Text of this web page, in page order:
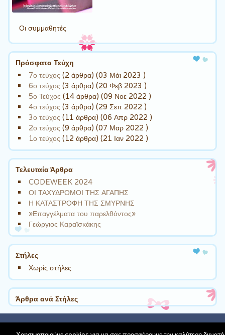
Οι συμμαθητές
Πρόσφατα Τεύχη
7ο τεύχος (2 άρθρα) (03 Μάι 2023 )
6ο τεύχος (3 άρθρα) (20 Φεβ 2023 )
5ο Τεύχος (14 άρθρα) (09 Νοε 2022 )
4ο τεύχος (3 άρθρα) (29 Σεπ 2022 )
3ο τεύχος (11 άρθρα) (06 Απρ 2022 )
2ο τεύχος (9 άρθρα) (07 Μαρ 2022 )
1ο τεύχος (12 άρθρα) (21 Ιαν 2022 )
Τελευταία Άρθρα
CODEWEEK 2024
ΟΙ ΤΑΧΥΔΡΟΜΟΙ ΤΗΣ ΑΓΑΠΗΣ
Η ΚΑΤΑΣΤΡΟΦΗ ΤΗΣ ΣΜΥΡΝΗΣ
»Επαγγέλματα του παρελθόντος»
Γεώργιος Καραϊσκάκης
Στήλες
Χωρίς στήλες
Άρθρα ανά Στήλες